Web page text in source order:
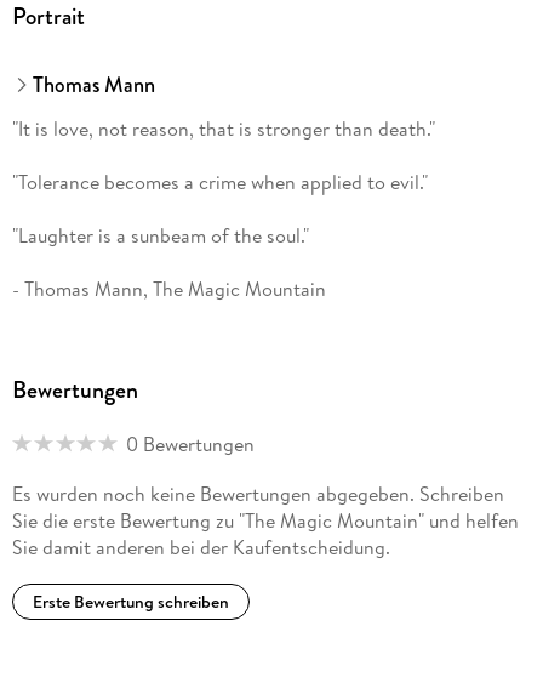
Portrait
Thomas Mann
"It is love, not reason, that is stronger than death."
"Tolerance becomes a crime when applied to evil."
"Laughter is a sunbeam of the soul."
- Thomas Mann, The Magic Mountain
Bewertungen
0 Bewertungen
Es wurden noch keine Bewertungen abgegeben. Schreiben
Sie die erste Bewertung zu "The Magic Mountain" und helfen
Sie damit anderen bei der Kaufentscheidung.
Erste Bewertung schreiben